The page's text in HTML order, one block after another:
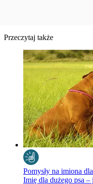
Przeczytaj także
Pomysły na imiona
Imię dla dużego psa –